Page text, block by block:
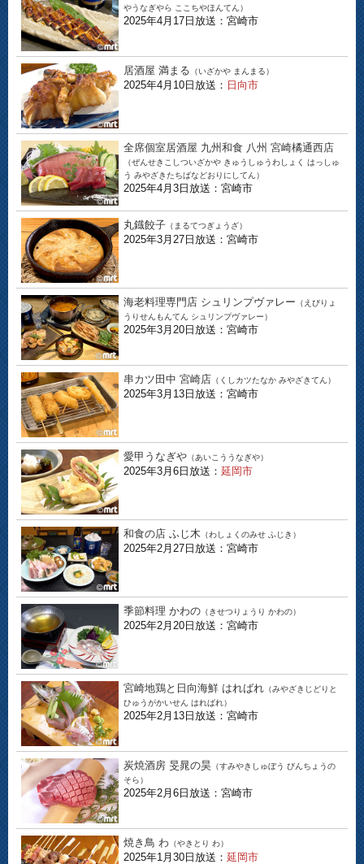
やうなぎやら ここちやほんてん）
2025年4月17日放送：宮崎市
居酒屋 満まる （いざかや まんまる）
2025年4月10日放送： 日向市
全席個室居酒屋 九州和食 八州 宮崎橘通西店
（ぜんせきこしついざかや きゅうしゅうわしょく はっしゅ
う みやざきたちばなどおりにしてん）
2025年4月3日放送：宮崎市
丸鐡餃子 （まるてつぎょうざ）
2025年3月27日放送：宮崎市
海老料理専門店 シュリンプヴァレー （えびりょ
うりせんもんてん シュリンプヴァレー）
2025年3月20日放送：宮崎市
串カツ田中 宮崎店 （くしカツたなか みやざきてん）
2025年3月13日放送：宮崎市
愛甲うなぎや （あいこううなぎや）
2025年3月6日放送： 延岡市
和食の店 ふじ木 （わしょくのみせ ふじき）
2025年2月27日放送：宮崎市
季節料理 かわの （きせつりょうり かわの）
2025年2月20日放送：宮崎市
宮崎地鶏と日向海鮮 はればれ （みやざきじどりと
ひゅうがかいせん はればれ）
2025年2月13日放送：宮崎市
炭焼酒房 旻晁の昊 （すみやきしゅぼう びんちょうの
そら）
2025年2月6日放送：宮崎市
焼き鳥 わ （やきとり わ）
2025年1月30日放送： 延岡市